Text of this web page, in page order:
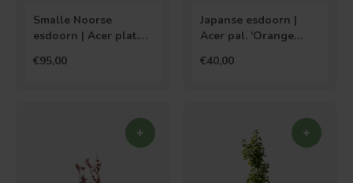
Smalle Noorse
esdoorn | Acer plat.
€95,00
Japanse esdoorn |
Acer pal. 'Orange
€40,00